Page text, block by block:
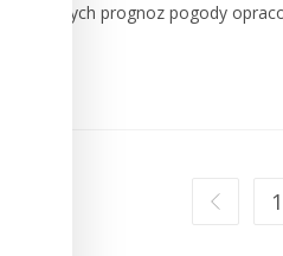
prognoz pogody
1